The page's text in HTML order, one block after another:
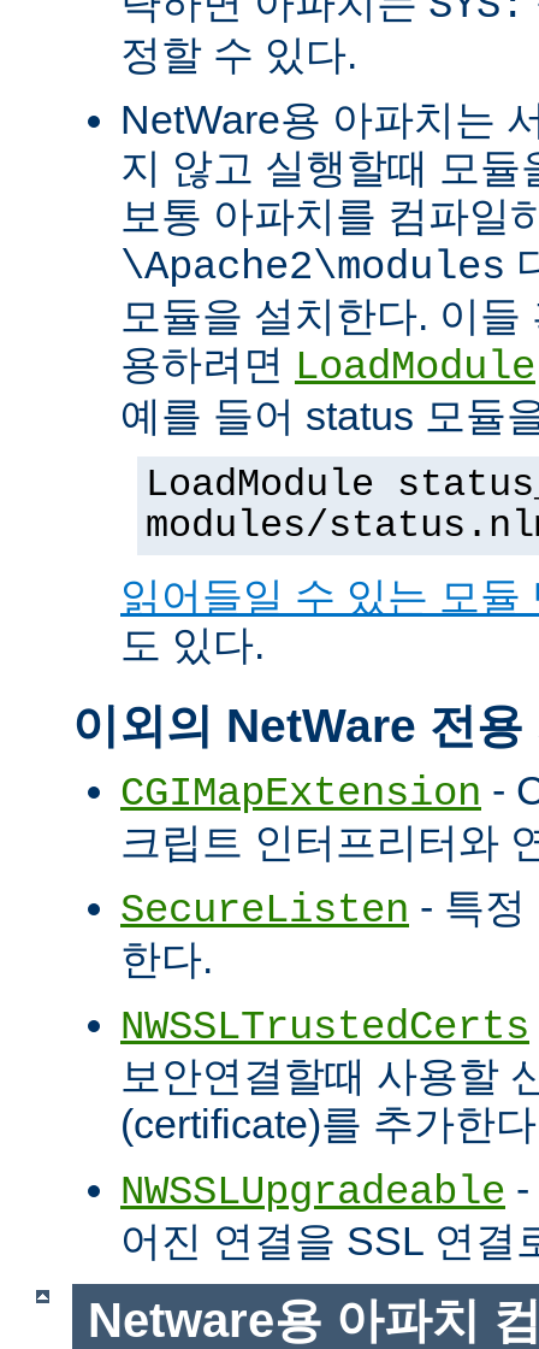
정할 수 있다.
NetWare용 아파치는
지 않고 실행할때 모듈
보통 아파치를 컴파일
\Apache2\modules
모듈을 설치한다. 이
용하려면 LoadModule
예를 들어 status 모듈
LoadModule
modules/
읽어들일 수 있는 모듈
도 있다.
이외의 NetWare 전
CGIMapExtension -
크립트 인터프리터와
SecureListen - 특정
한다.
NWSSLTrustedCerts
보안연결할때 사용할
(certificate)를 추가한
NWSSLUpgradeable
어진 연결을 SSL 연결
Netware용 아파치